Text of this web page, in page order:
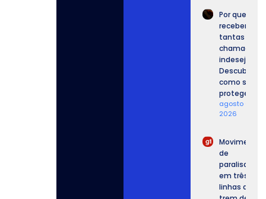
Por que
recebemos
tantas
chamadas
Descubra
como se
proteger.
agosto 6,
2026
Movimento
de
paralisação
em três
linhas de